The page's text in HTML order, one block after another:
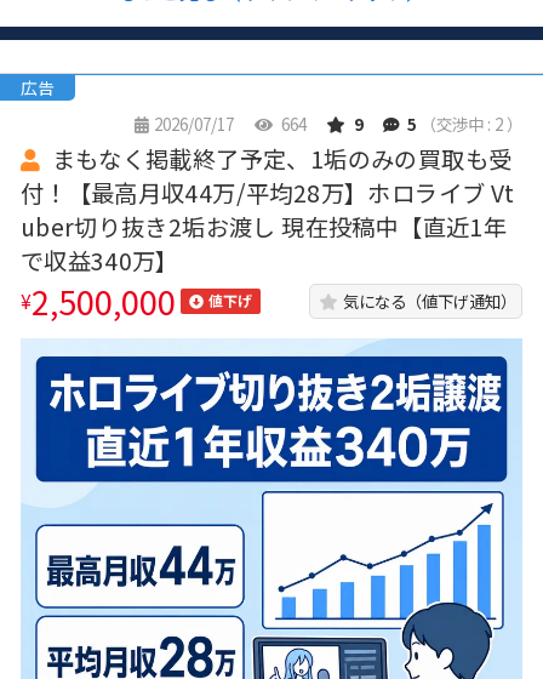
広告
2026/07/17
664 9 5 （交渉中 : 2 ）
まもなく掲載終了予定、1垢のみの買取も受
付！【最高月収44万/平均28万】ホロライブ Vt
uber切り抜き2垢お渡し 現在投稿中【直近1年
で収益340万】
¥2,500,000 値下げ 気になる（値下げ通知）